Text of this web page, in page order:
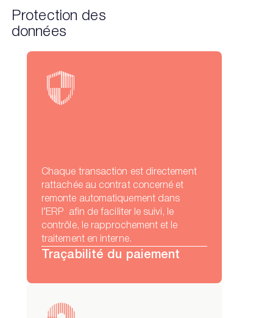
Protection des
données
Chaque transaction est directement
rattachée au contrat concerné et
remonte automatiquement dans
l’ERP afin de faciliter le suivi, le
contrôle, le rapprochement et le
traitement en interne.
Traçabilité du paiement